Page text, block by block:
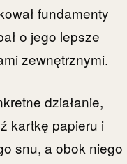
fundamenty
o jego lepsze
zewnętrznymi.
działanie,
kartkę papieru i
snu, a obok niego